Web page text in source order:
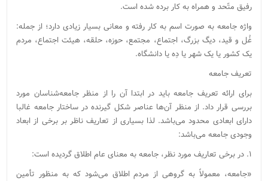
رفیق متّحد و همراه به کار برده شده است.
واژه جامعه به صورت اسم به کار رفته و معانی بسیار زیادی دارد؛ از جمله:
غُل و قید، دیگ بزرگ، اجتماع، مجتمع، حوزه، حلقه، هیئت اجتماع، مردم
یک کشور یا یک شهر یا دِه یا دانشگاه.
تعریف جامعه
برای ارائه تعریف جامعه باید در ابتدا آن را از منظر جامعه‌شناسان مورد
بررسی قرار داد. از منظر آن‌ها عناصر شکل گیرنده در ساختار جامعه غالبا
دارای ابعادی محدود می‌باشد. لذا بسیاری از تعاریف ناظر بر برخی از ابعاد
وجودی جامعه می‌باشد:
۱. در برخی تعاریف مورد نظر، جامعه به معنای عام اطلاق گردیده است:
«جامعه، معمولاً به گروهی از مردم اطلاق می‌‏شود که به منظور تأمین